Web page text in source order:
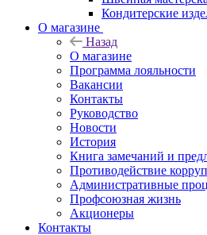
Кондитерские
О магазине
Назад
О магазине
Программа лояльности
Вакансии
Контакты
Руководство
Новости
История
Книга замечаний и
Противодействие
Административные
Профсоюзная жизнь
Акционеры
Контакты